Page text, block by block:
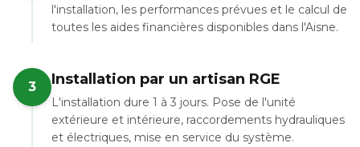
l'installation, les performances prévues et le calcul de
toutes les aides financières disponibles dans l'Aisne.
3 Installation par un artisan RGE
L'installation dure 1 à 3 jours. Pose de l'unité
extérieure et intérieure, raccordements hydrauliques
et électriques, mise en service du système.